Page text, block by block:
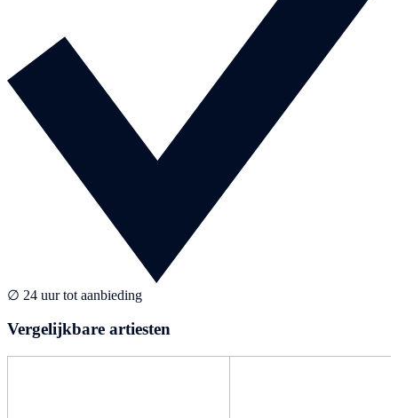
∅ 24 uur tot aanbieding
Vergelijkbare artiesten